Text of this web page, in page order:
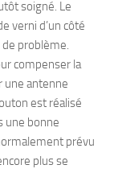
soigné. Le
verni d’un côté
de problème.
compenser la
une antenne
est réalisé
une bonne
prévu
plus se